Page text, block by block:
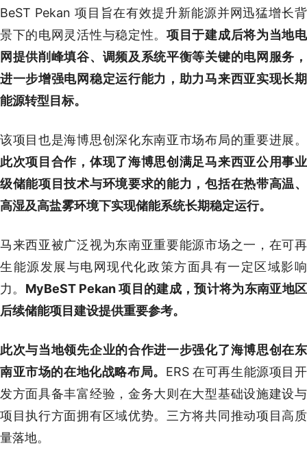
BeST Pekan 项目旨在有效提升新能源并网迅猛增长背
景下的电网灵活性与稳定性。项目于建成后将为当地电
网提供削峰填谷、调频及系统平衡等关键的电网服务，
进一步增强电网稳定运行能力，助力马来西亚实现长期
能源转型目标。
该项目也是海博思创深化东南亚市场布局的重要进展。
此次项目合作，体现了海博思创满足马来西亚公用事业
级储能项目技术与环境要求的能力，包括在热带高温、
高湿及高盐雾环境下实现储能系统长期稳定运行。
马来西亚被广泛视为东南亚重要能源市场之一，在可再
生能源发展与电网现代化政策方面具有一定区域影响
力。 MyBeST Pekan 项目的建成，预计将为东南亚地区
后续储能项目建设提供重要参考。
此次与当地领先企业的合作进一步强化了海博思创在东
南亚市场的在地化战略布局。 ERS 在可再生能源项目开
发方面具备丰富经验，金务大则在大型基础设施建设与
项目执行方面拥有区域优势。三方将共同推动项目高质
量落地。